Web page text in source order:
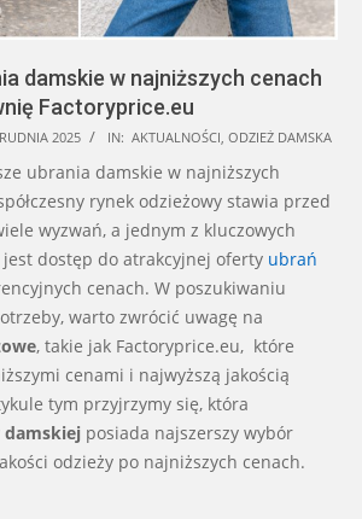
damskie w najniższych cenach
Factoryprice.eu
2025 IN: AKTUALNOŚCI, ODZIEŻ DAMSKA
ubrania damskie w najniższych
rynek odzieżowy stawia przed
wyzwań, a jednym z kluczowych
jest dostęp do atrakcyjnej oferty ubrań
cenach. W poszukiwaniu
warto zwrócić uwagę na
, takie jak Factoryprice.eu, które
cenami i najwyższą jakością
tym przyjrzymy się, która
damskiej posiada najszerszy wybór
odzieży po najniższych cenach.